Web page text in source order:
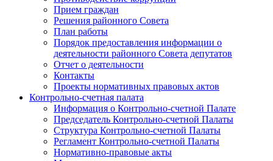
Прием граждан
Решения районного Совета
План работы
Порядок предоставления информации о
деятельности районного Совета депутатов
Отчет о деятельности
Контакты
Проекты нормативных правовых актов
Контрольно-счетная палата
Информация о Контрольно-счетной Палате
Председатель Контрольно-счетной Палаты
Структура Контрольно-счетной Палаты
Регламент Контрольно-счетной Палаты
Нормативно-правовые акты